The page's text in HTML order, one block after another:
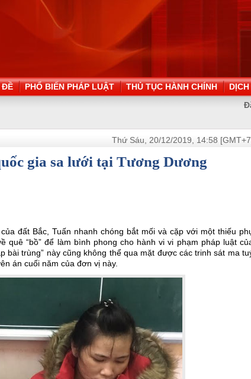
ĐỀ PHỔ BIẾN PHÁP LUẬT THỦ TỤC HÀNH CHÍNH
Thứ Sáu, 20/12/2019, 14:58
gia sa lưới tại Tương Dương
đất Bắc, Tuấn nhanh chóng bắt mối và cặp với một thiếu
“bồ” để làm bình phong cho hành vi vi phạm pháp luật
bài trùng” này cũng không thể qua mặt được các trinh sát ma
án cuối năm của đơn vị này.